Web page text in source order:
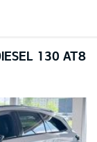
130 AT8